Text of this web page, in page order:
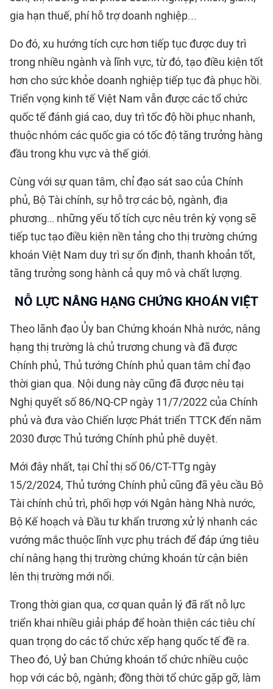
gia hạn thuế, phí hỗ trợ doanh nghiệp...
Do đó, xu hướng tích cực hơn tiếp tục được duy trì
trong nhiều ngành và lĩnh vực, từ đó, tạo điều kiện tốt
hơn cho sức khỏe doanh nghiệp tiếp tục đà phục hồi.
Triển vọng kinh tế Việt Nam vẫn được các tổ chức
quốc tế đánh giá cao, duy trì tốc độ hồi phục nhanh,
thuộc nhóm các quốc gia có tốc độ tăng trưởng hàng
đầu trong khu vực và thế giới.
Cùng với sự quan tâm, chỉ đạo sát sao của Chính
phủ, Bộ Tài chính, sự hỗ trợ các bộ, ngành, địa
phương… những yếu tố tích cực nêu trên kỳ vọng sẽ
tiếp tục tạo điều kiện nền tảng cho thị trường chứng
khoán Việt Nam duy trì sự ổn định, thanh khoản tốt,
tăng trưởng song hành cả quy mô và chất lượng.
NỖ LỰC NÂNG HẠNG CHỨNG KHOÁN VIỆT
Theo lãnh đạo Ủy ban Chứng khoán Nhà nước, nâng
hạng thị trường là chủ trương chung và đã được
Chính phủ, Thủ tướng Chính phủ quan tâm chỉ đạo
thời gian qua. Nội dung này cũng đã được nêu tại
Nghị quyết số 86/NQ-CP ngày 11/7/2022 của Chính
phủ và đưa vào Chiến lược Phát triển TTCK đến năm
2030 được Thủ tướng Chính phủ phê duyệt.
Mới đây nhất, tại Chỉ thị số 06/CT-TTg ngày
15/2/2024, Thủ tướng Chính phủ cũng đã yêu cầu Bộ
Tài chính chủ trì, phối hợp với Ngân hàng Nhà nước,
Bộ Kế hoạch và Đầu tư khẩn trương xử lý nhanh các
vướng mắc thuộc lĩnh vực phụ trách để đáp ứng tiêu
chí nâng hạng thị trường chứng khoán từ cận biên
lên thị trường mới nổi.
Trong thời gian qua, cơ quan quản lý đã rất nỗ lực
triển khai nhiều giải pháp để hoàn thiện các tiêu chí
quan trọng do các tổ chức xếp hạng quốc tế đề ra.
Theo đó, Uỷ ban Chứng khoán tổ chức nhiều cuộc
họp với các bộ, ngành; đồng thời tổ chức gặp gỡ, làm